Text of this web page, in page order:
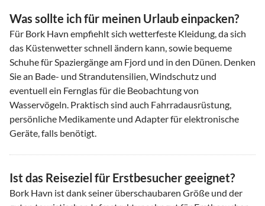
Was sollte ich für meinen Urlaub einpacken?
Für Bork Havn empfiehlt sich wetterfeste Kleidung, da sich
das Küstenwetter schnell ändern kann, sowie bequeme
Schuhe für Spaziergänge am Fjord und in den Dünen. Denken
Sie an Bade- und Strandutensilien, Windschutz und
eventuell ein Fernglas für die Beobachtung von
Wasservögeln. Praktisch sind auch Fahrradausrüstung,
persönliche Medikamente und Adapter für elektronische
Geräte, falls benötigt.
Ist das Reiseziel für Erstbesucher geeignet?
Bork Havn ist dank seiner überschaubaren Größe und der